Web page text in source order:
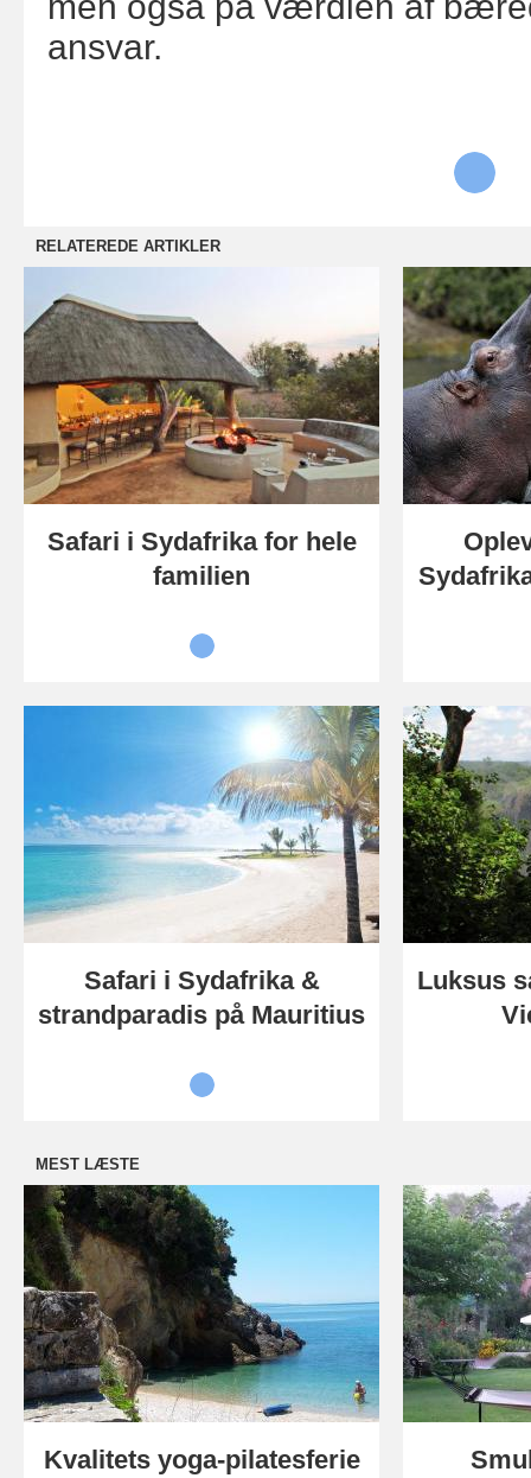
ansvar.
RELATEREDE ARTIKLER
Safari i Sydafrika for hele
familien
Safari i Sydafrika &
strandparadis på Mauritius
Luksus
MEST LÆSTE
Kvalitets yoga-pilatesferie